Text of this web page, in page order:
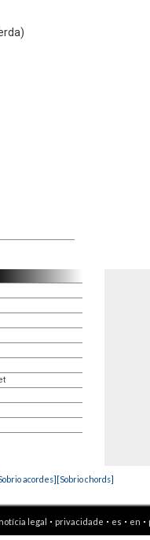
acordes][Sobrio chords]
notícia legal · privacidade · es · en ·